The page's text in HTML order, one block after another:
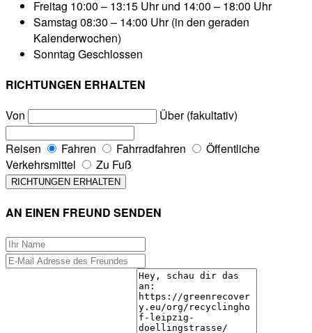
Freitag 10:00 – 13:15 Uhr und 14:00 – 18:00 Uhr
Samstag 08:30 – 14:00 Uhr (in den geraden
Kalenderwochen)
Sonntag Geschlossen
RICHTUNGEN ERHALTEN
Von
Über (fakultativ)
Reisen Fahren Fahrradfahren
Öffentliche
Verkehrsmittel
Zu Fuß
AN EINEN FREUND SENDEN